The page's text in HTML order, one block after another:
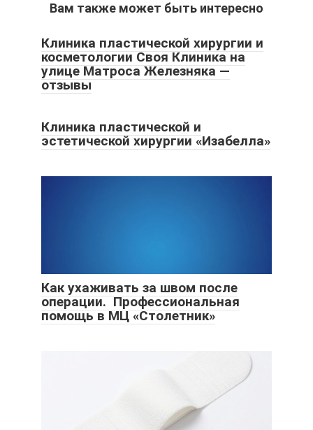
Вам также может быть интересно
Клиника пластической хирургии и
косметологии Своя Клиника на
улице Матроса Железняка —
отзывы
Клиника пластической и
эстетической хирургии «Изабелла»
Как ухаживать за швом после
операции. Профессиональная
помощь в МЦ «Столетник»